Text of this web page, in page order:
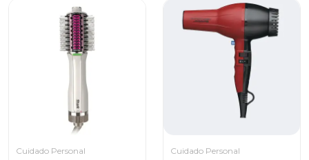
Cuidado Personal Cuidado Personal